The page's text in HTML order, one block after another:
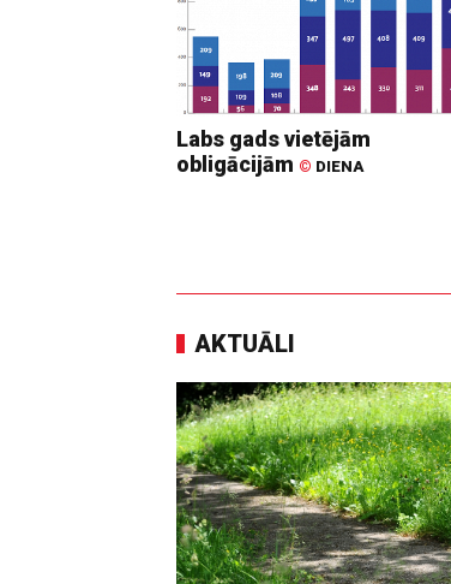
Labs gads vietējām
obligācijām © DIENA
AKTUĀLI